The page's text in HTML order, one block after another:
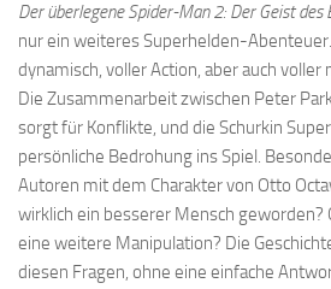
Der überlegene Spider-Man 2: Der Geist des
nur ein weiteres Superhelden-
dynamisch, voller Action, aber auch voller
Die Zusammenarbeit zwischen Peter
sorgt für Konflikte, und die Schurkin
persönliche Bedrohung ins Spiel.
Autoren mit dem Charakter von Otto
wirklich ein besserer Mensch geworden?
eine weitere Manipulation? Die
diesen Fragen, ohne eine einfache